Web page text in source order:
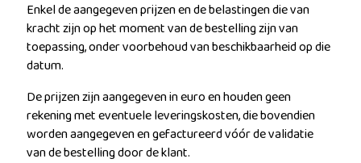
Enkel de aangegeven prijzen en de belastingen die van
kracht zijn op het moment van de bestelling zijn van
toepassing, onder voorbehoud van beschikbaarheid op die
datum.
De prijzen zijn aangegeven in euro en houden geen
rekening met eventuele leveringskosten, die bovendien
worden aangegeven en gefactureerd vóór de validatie
van de bestelling door de klant.